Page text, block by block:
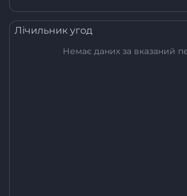
Лічильник угод
Немає даних за вказаний